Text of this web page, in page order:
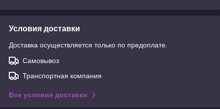
Условия доставки
Доставка осуществляется только по предоплате.
Самовывоз
Транспортная компания
Все условия доставки